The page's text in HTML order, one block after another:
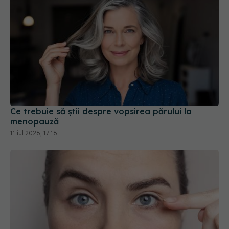
Ce trebuie să știi despre vopsirea părului la
menopauză
11 iul 2026, 17:16